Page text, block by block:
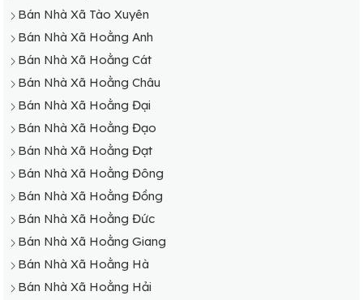
Bán Nhà Xã Tào Xuyên
Bán Nhà Xã Hoằng Anh
Bán Nhà Xã Hoằng Cát
Bán Nhà Xã Hoằng Châu
Bán Nhà Xã Hoằng Đại
Bán Nhà Xã Hoằng Đạo
Bán Nhà Xã Hoằng Đạt
Bán Nhà Xã Hoằng Đông
Bán Nhà Xã Hoằng Đồng
Bán Nhà Xã Hoằng Đức
Bán Nhà Xã Hoằng Giang
Bán Nhà Xã Hoằng Hà
Bán Nhà Xã Hoằng Hải